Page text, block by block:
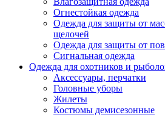
Огнестойкая одежда
Одежда для защиты от
щелочей
Одежда для защиты от
Сигнальная одежда
Одежда для охотников и
Аксессуары, перчатки
Головные уборы
Жилеты
Костюмы демисезонные